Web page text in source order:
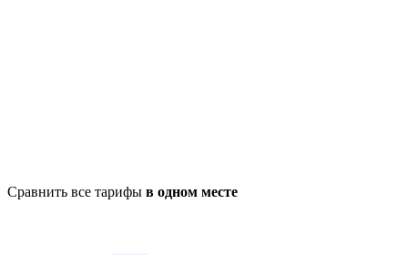
Сравнить все тарифы в одном месте